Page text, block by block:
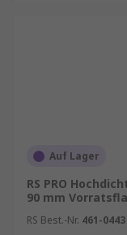
Auf Lager
RS PRO
90 mm
RS Best.-Nr. 461-0443